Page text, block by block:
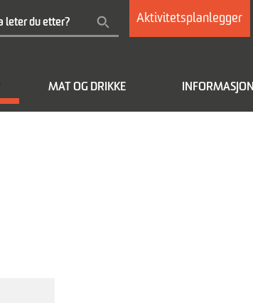
Aktivitetsplanlegger
MAT OG DRIKKE INFORMASJON